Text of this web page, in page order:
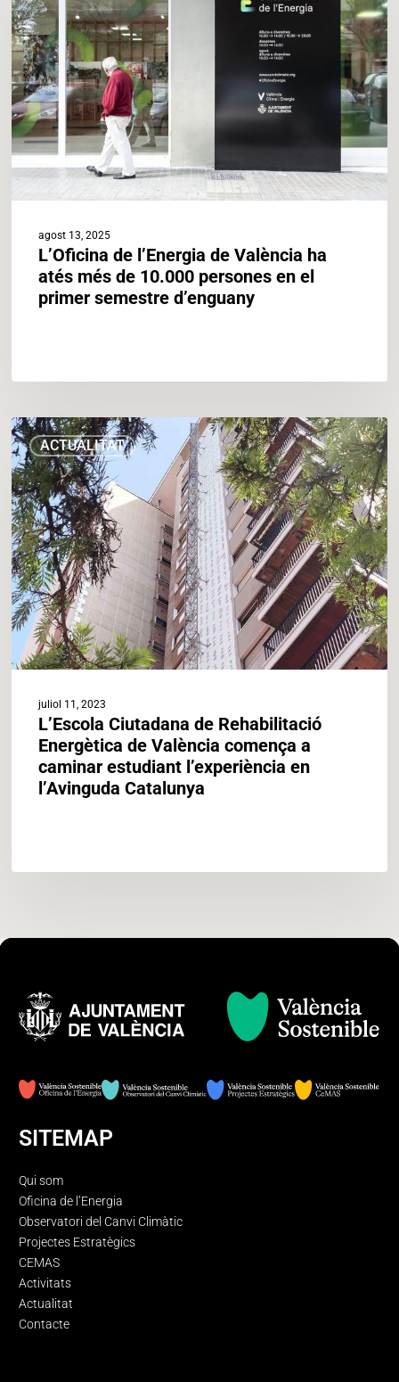
de
València
ha
atés
més
de
10.000
en
el
semestre
d’enguany
agost 13, 2025
L’Oficina de l’Energia de València ha
atés més de 10.000 persones en el
primer semestre d’enguany
ACTUALITAT
L’Escola
Ciutadana
de
Rehabilitació
Energètica
de
València
comença
a
caminar
estudiant
l’experiència
en
Catalunya
juliol 11, 2023
L’Escola Ciutadana de Rehabilitació
Energètica de València comença a
caminar estudiant l’experiència en
l’Avinguda Catalunya
SITEMAP
Qui som
Oficina de l’Energia
Observatori del Canvi Climàtic
Projectes Estratègics
CEMAS
Activitats
Actualitat
Contacte